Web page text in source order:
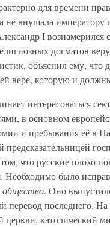
для времени
не внушала императору
I вознамерился
догматов
объяснил ему, что
вере, которую и
интересоваться
в основном
и пребывания её в
предсказательницей
что русские плохо
Необходимо было
общество. Оно
перевод последнего. На
церкви, католический